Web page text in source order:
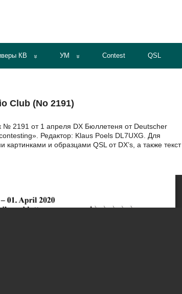
КВ УМ Contest QSL
Club (No 2191)
№ 2191 от 1 апреля DX Бюллетеня от Deutscher
Редактор: Klaus Poels DL7UXG. Для
и образцами QSL от DX’s, а также текст